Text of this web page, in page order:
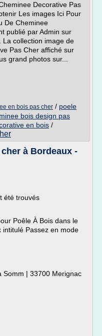
Decorative Pas
Les images Ici Pour
De Cheminee
publié par Admin sur
collection image de
Pas Cher affiché sur
grand photos sur...
en bois pas cher / poele
bois design pas
en bois /
à Bordeaux -
été trouvés
Poêle À Bois dans le
Passez en mode
Somm | 33700 Merignac